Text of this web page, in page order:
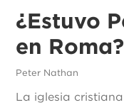
¿Estuvo
en Roma?
Peter Nathan
La iglesia